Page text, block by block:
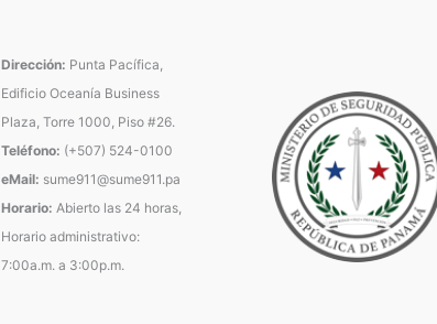
Dirección: Punta Pacífica,
Edificio Oceanía Business
Plaza, Torre 1000, Piso #26.
Teléfono: (+507) 524-0100
eMail: sume911@sume911.pa
Horario: Abierto las 24 horas,
Horario administrativo:
7:00a.m. a 3:00p.m.